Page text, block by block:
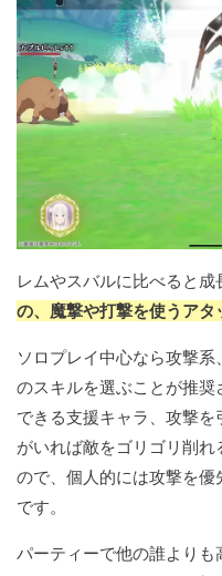
レムやスバルに比べると成
の、魔撃や打撃を使うアタ
ソロプレイ中心なら攻撃
のスキルを選ぶことが推
できる支援キャラ、攻撃
がいれば敵をゴリゴリ削
ので、個人的には攻撃を
です。
パーティーで他の誰より